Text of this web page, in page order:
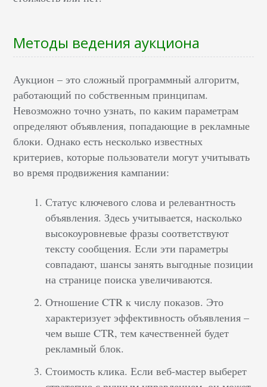
Методы ведения аукциона
Аукцион – это сложный программный алгоритм,
работающий по собственным принципам.
Невозможно точно узнать, по каким параметрам
определяют объявления, попадающие в рекламные
блоки. Однако есть несколько известных
критериев, которые пользователи могут учитывать
во время продвижения кампании:
Статус ключевого слова и релевантность
объявления. Здесь учитывается, насколько
высокоуровневые фразы соответствуют
тексту сообщения. Если эти параметры
совпадают, шансы занять выгодные позиции
на странице поиска увеличиваются.
Отношение CTR к числу показов. Это
характеризует эффективность объявления –
чем выше CTR, тем качественней будет
рекламный блок.
Стоимость клика. Если веб-мастер выберет